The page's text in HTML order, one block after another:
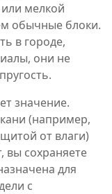
мелкой
обычные блоки.
в городе,
они не
значение.
(например,
от влаги)
вы сохраняете
для
с